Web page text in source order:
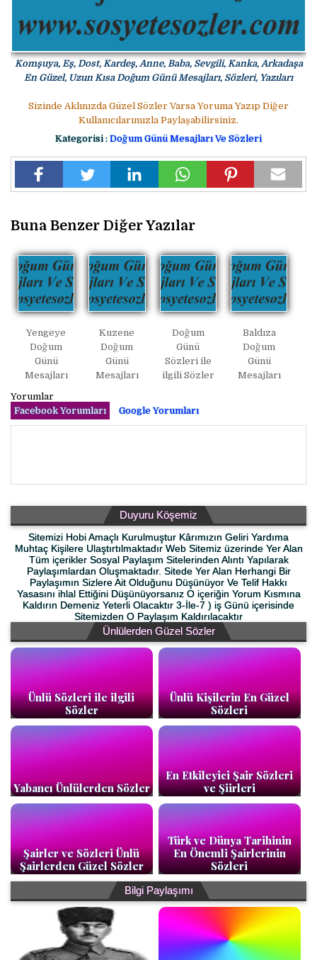
Komşuya, Eş, Dost, Kardeş, Anne, Baba, Sevgili, Kanka, Arkadaşa
En Güzel, Uzun Kısa Doğum Günü Mesajları, Sözleri, Yazıları
Sizinde Aklınızda Güzel Sözler Varsa Yoruma Yazıp Diğer
Kullanıcılarımızla Paylaşabilirsiniz.
Kategorisi : Doğum Günü Mesajları Ve Sözleri
Buna Benzer Diğer Yazılar
Yengeye
Doğum
Günü
Mesajları
Kuzene
Doğum
Günü
Mesajları
Doğum
Günü
Sözleri ile
ilgili Sözler
Baldıza
Doğum
Günü
Mesajları
Yorumlar
Facebook Yorumları
Google Yorumları
Duyuru Köşemiz
Sitemizi Hobi Amaçlı Kurulmuştur Kârımızın Geliri Yardıma
Muhtaç Kişilere Ulaştırtılmaktadır Web Sitemiz üzerinde Yer Alan
Tüm içerikler Sosyal Paylaşım Sitelerinden Alıntı Yapılarak
Paylaşımlardan Oluşmaktadır. Sitede Yer Alan Herhangi Bir
Paylaşımın Sizlere Ait Olduğunu Düşünüyor Ve Telif Hakkı
Yasasını ihlal Ettiğini Düşünüyorsanız O içeriğin Yorum Kısmına
Kaldırın Demeniz Yeterli Olacaktır 3-İle-7 ) iş Günü içerisinde
Sitemizden O Paylaşım Kaldırılacaktır
Ünlülerden Güzel Sözler
Ünlü Sözleri ile ilgili
Sözler
Ünlü Kişilerin En Güzel
Sözleri
Yabancı Ünlülerden Sözler
En Etkileyici Şair Sözleri
ve Şiirleri
Şairler ve Sözleri Ünlü
Şairlerden Güzel Sözler
Türk ve Dünya Tarihinin
En Önemli Şairlerinin
Sözleri
Bilgi Paylaşımı